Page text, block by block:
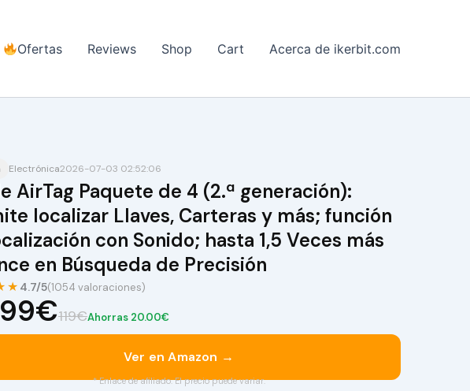
Ofertas Reviews Shop Cart Acerca de ikerbit.com
Electrónica2026-07-03 02:52:06
AirTag Paquete de 4 ​​​​​​​(2.ª generación):
localizar Llaves, Carteras y más; función
con Sonido; hasta 1,5 Veces más
en Búsqueda de Precisión
4.7/5(1054 valoraciones)
119€Ahorras 20.00€
Ver en Amazon →
* Enlace de afiliado. El precio puede variar.